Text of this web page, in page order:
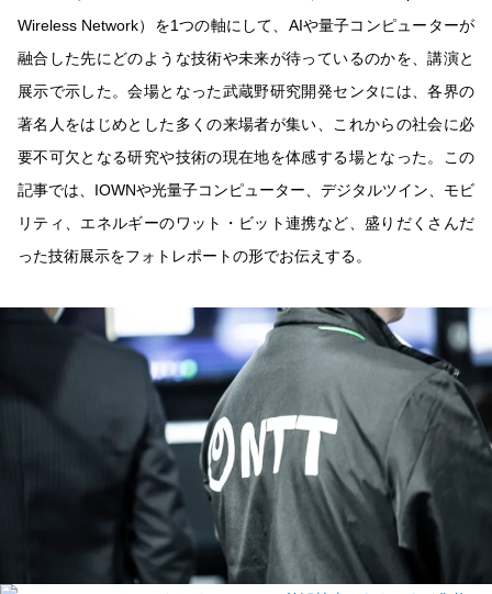
Wireless Network）を1つの軸にして、AIや量子コンピューターが
融合した先にどのような技術や未来が待っているのかを、講演と
展示で示した。会場となった武蔵野研究開発センタには、各界の
著名人をはじめとした多くの来場者が集い、これからの社会に必
要不可欠となる研究や技術の現在地を体感する場となった。この
記事では、IOWNや光量子コンピューター、デジタルツイン、モビ
リティ、エネルギーのワット・ビット連携など、盛りだくさんだ
った技術展示をフォトレポートの形でお伝えする。